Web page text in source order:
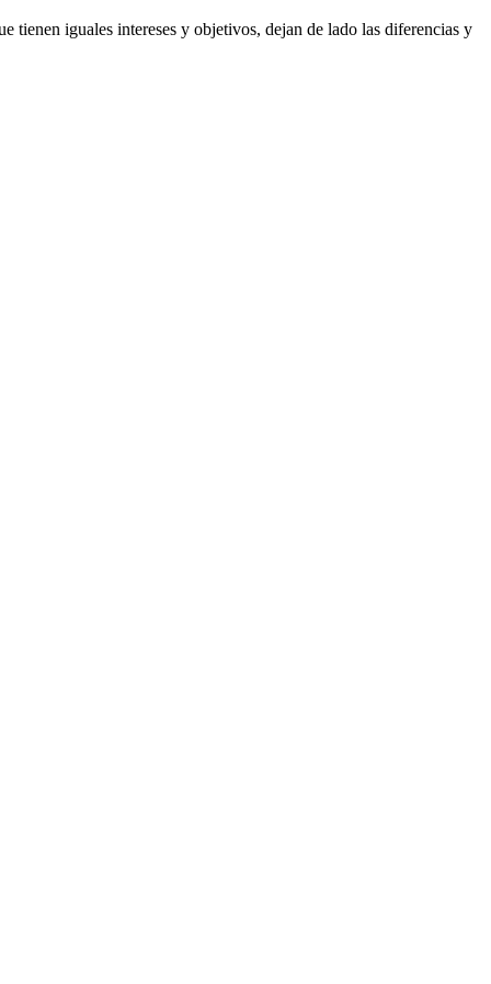
tienen iguales intereses y objetivos, dejan de lado las diferencias y